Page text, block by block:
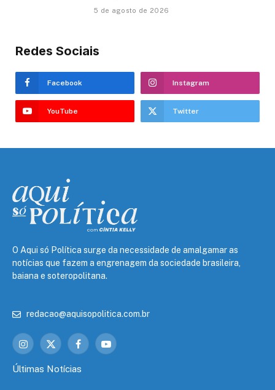
5 de agosto de 2026
Redes Sociais
Facebook Instagram
YouTube Twitter
O Aqui só Política surge da necessidade de amalgamar as
notícias que fazem a engrenagem da sociedade brasileira,
baiana e soteropolitana.
redacao@aquisopolitica.com.br
Instagram
X
FacebookYouTube
Últimas Notícias